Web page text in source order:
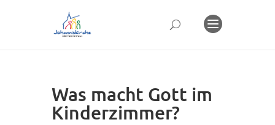
Was macht Gott im
Kinderzimmer?